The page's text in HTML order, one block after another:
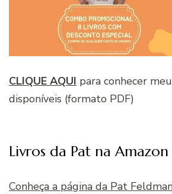
CLIQUE AQUI para conhecer
disponíveis (formato PDF)
Livros da Pat na Amazon
Conheça a página da Pat